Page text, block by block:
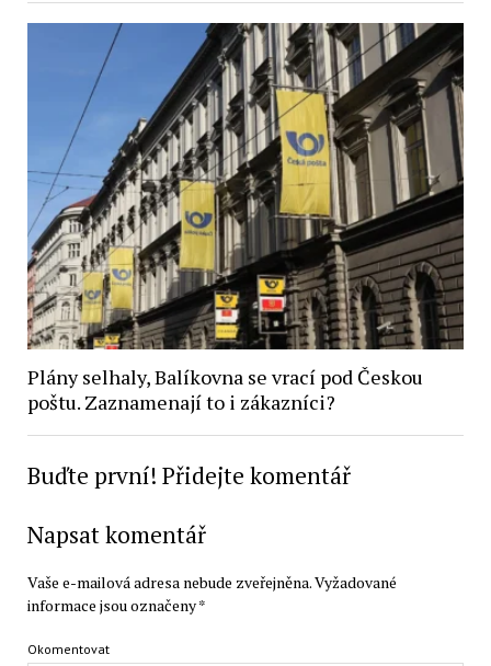
Plány selhaly, Balíkovna se vrací pod Českou
poštu. Zaznamenají to i zákazníci?
Buďte první! Přidejte komentář
Napsat komentář
Vaše e-mailová adresa nebude zveřejněna.Vyžadované
informace jsou označeny*
Okomentovat